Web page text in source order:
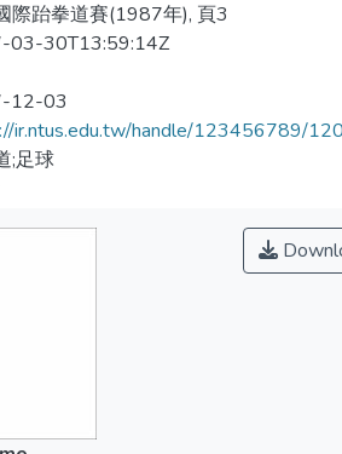
際跆拳道賽(1987年), 頁3
03-30T13:59:14Z
12-03
ir.ntus.edu.tw/handle/123456789/
;足球